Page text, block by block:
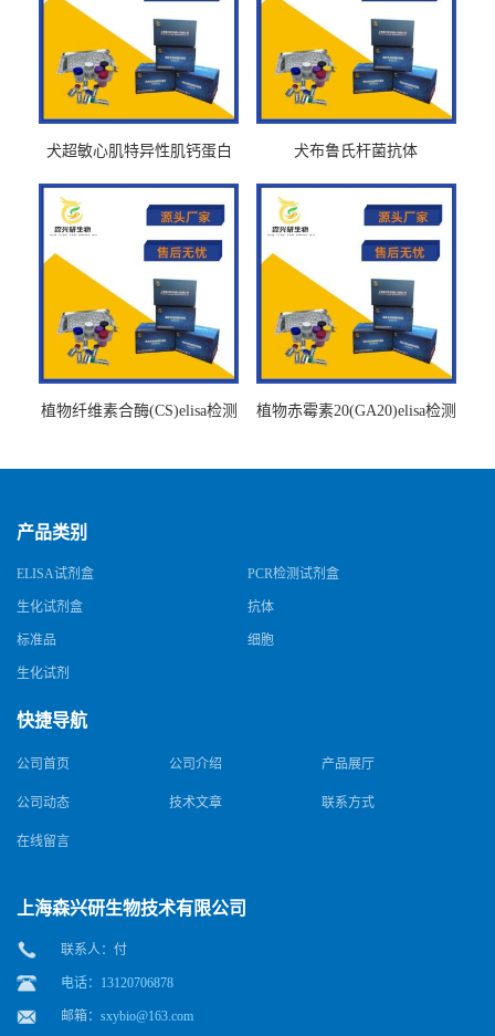
犬超敏心肌特异性肌钙蛋白
犬布鲁氏杆菌抗体
植物纤维素合酶(CS)elisa检测
植物赤霉素20(GA20)elisa检测
产品类别
ELISA试剂盒 PCR检测试剂盒
生化试剂盒 抗体
标准品 细胞
生化试剂
快捷导航
公司首页 公司介绍 产品展厅
公司动态 技术文章 联系方式
在线留言
上海森兴研生物技术有限公司
联系人：付
电话：13120706878
邮箱： sxybio@163.com